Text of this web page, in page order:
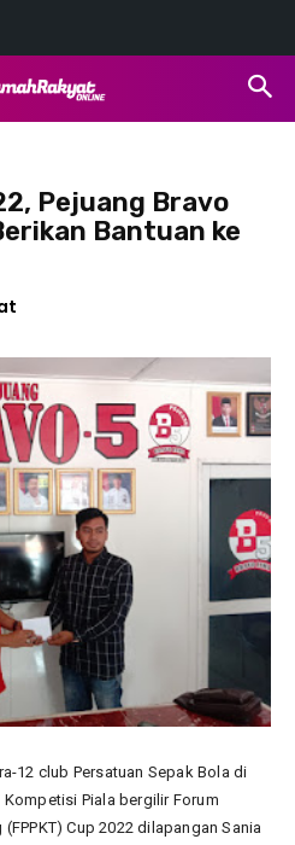
Pejuang Bravo
Bantuan ke
12 club Persatuan Sepak Bola di
Piala bergilir Forum
Cup 2022 dilapangan Sania